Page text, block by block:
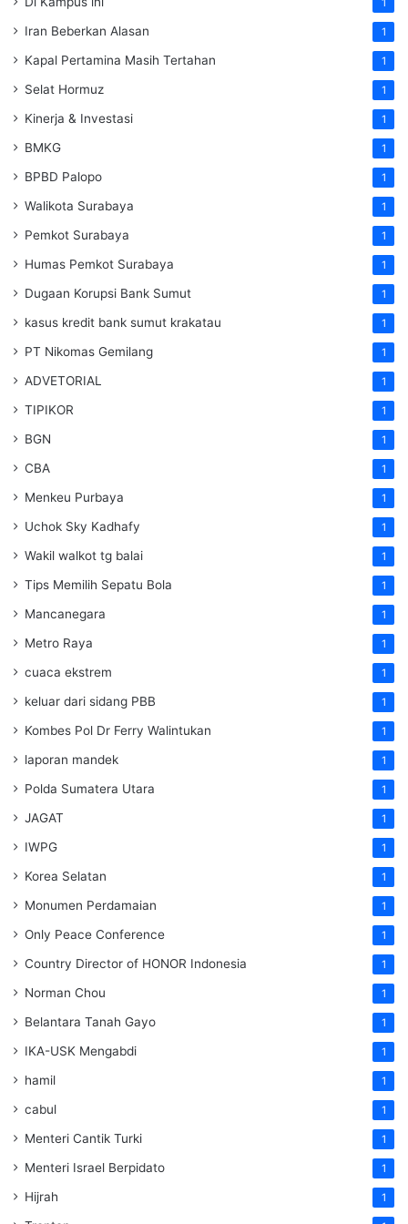
1
Iran Beberkan Alasan 1
Kapal Pertamina Masih Tertahan 1
Selat Hormuz 1
Kinerja & Investasi 1
BMKG 1
BPBD Palopo 1
Walikota Surabaya 1
Pemkot Surabaya 1
Humas Pemkot Surabaya 1
Dugaan Korupsi Bank Sumut 1
kasus kredit bank sumut krakatau 1
PT Nikomas Gemilang 1
ADVETORIAL 1
TIPIKOR 1
BGN 1
CBA 1
Menkeu Purbaya 1
Uchok Sky Kadhafy 1
Wakil walkot tg balai 1
Tips Memilih Sepatu Bola 1
Mancanegara 1
Metro Raya 1
cuaca ekstrem 1
keluar dari sidang PBB 1
Kombes Pol Dr Ferry Walintukan 1
laporan mandek 1
Polda Sumatera Utara 1
JAGAT 1
IWPG 1
Korea Selatan 1
Monumen Perdamaian 1
Only Peace Conference 1
Country Director of HONOR Indonesia 1
Norman Chou 1
Belantara Tanah Gayo 1
IKA-USK Mengabdi 1
hamil 1
cabul 1
Menteri Cantik Turki 1
Menteri Israel Berpidato 1
Hijrah 1